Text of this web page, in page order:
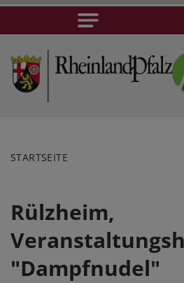
STARTSEITE
Rülzheim,
"Dampfnudel"